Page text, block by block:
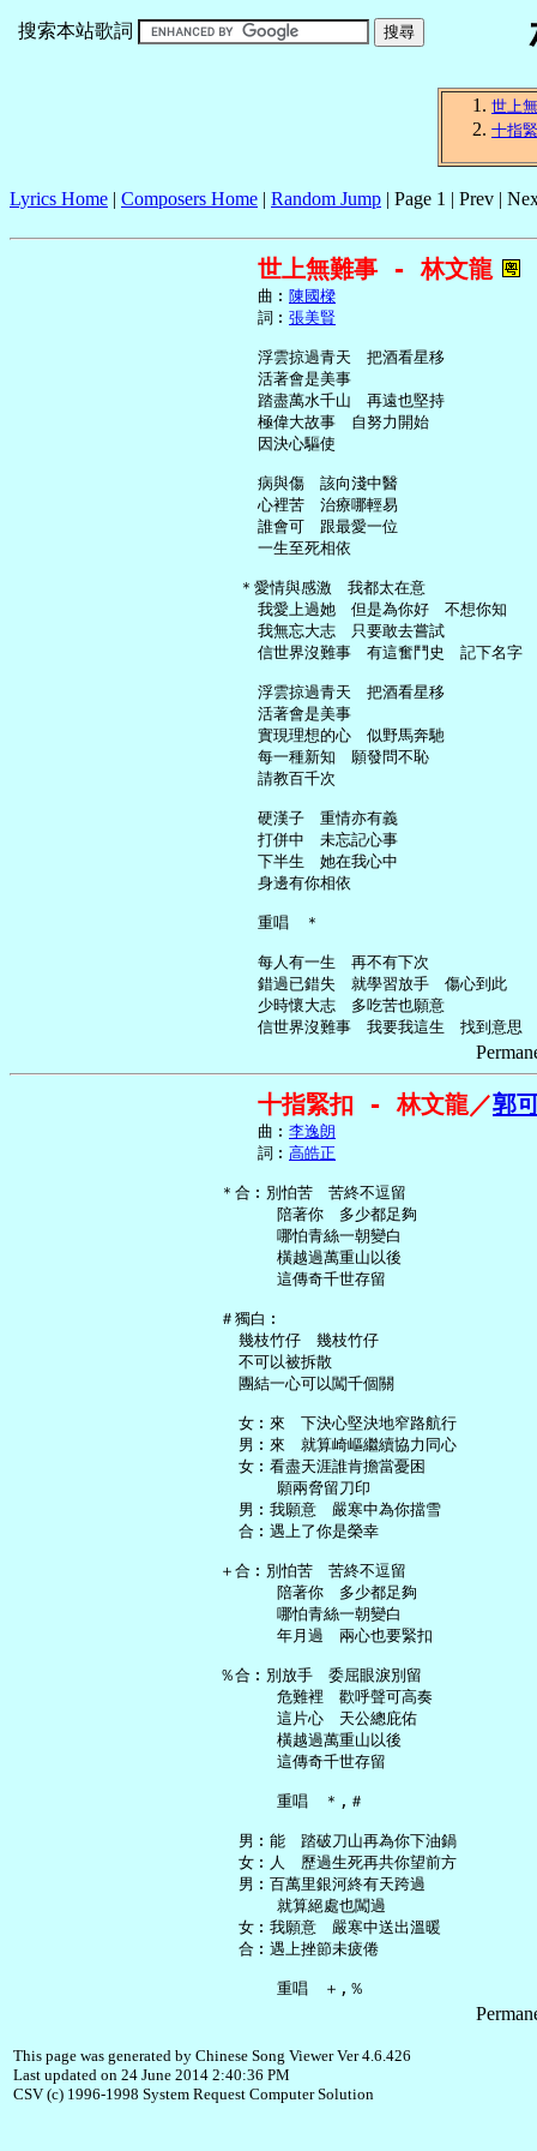
搜索本站歌詞
世上
十指
Lyrics Home | Composers Home | Random Jump | Page 1 | Prev |
世上無難事 - 林文龍
     曲︰
陳國樑
     詞︰
張美賢
     浮雲掠過青天　把酒看星移
     活著會是美事
     踏盡萬水千山　再遠也堅持
     極偉大故事　自努力開始
     因決心驅使
     病與傷　該向淺中醫
     心裡苦　治療哪輕易
     誰會可　跟最愛一位
     一生至死相依
   ＊愛情與感激　我都太在意
     我愛上過她　但是為你好　不想你知
     我無忘大志　只要敢去嘗試
     信世界沒難事　有這奮鬥史　記下名字
     浮雲掠過青天　把酒看星移
     活著會是美事
     實現理想的心　似野馬奔馳
     每一種新知　願發問不恥
     請教百千次
     硬漢子　重情亦有義
     打併中　未忘記心事
     下半生　她在我心中
     身邊有你相依
     重唱　＊
     每人有一生　再不有下次
     錯過已錯失　就學習放手　傷心到此
     少時懷大志　多吃苦也願意
十指緊扣 - 林文龍／郭
     曲︰
李逸朗
     詞︰
高皓正
＊合︰別怕苦　苦終不逗留
       陪著你　多少都足夠
       哪怕青絲一朝變白
       橫越過萬重山以後
       這傳奇千世存留
＃獨白︰
   幾枝竹仔　幾枝竹仔
   不可以被拆散
   團結一心可以闖千個關
   女︰來　下決心堅決地窄路航行
   男︰來　就算崎嶇繼續協力同心
   女︰看盡天涯誰肯擔當憂困
       願兩脅留刀印
   男︰我願意　嚴寒中為你擋雪
   合︰遇上了你是榮幸
＋合︰別怕苦　苦終不逗留
       陪著你　多少都足夠
       哪怕青絲一朝變白
       年月過　兩心也要緊扣
％合︰別放手　委屈眼淚別留
       危難裡　歡呼聲可高奏
       這片心　天公總庇佑
       橫越過萬重山以後
       這傳奇千世存留
       重唱　＊,＃
   男︰能　踏破刀山再為你下油鍋
   女︰人　歷過生死再共你望前方
   男︰百萬里銀河終有天跨過
       就算絕處也闖過
   女︰我願意　嚴寒中送出溫暖
   合︰遇上挫節未疲倦
This page was generated by Chinese Song Viewer Ver 4.6.426
Last updated on 24 June 2014 2:40:36 PM
CSV (c) 1996-1998 System Request Computer Solution